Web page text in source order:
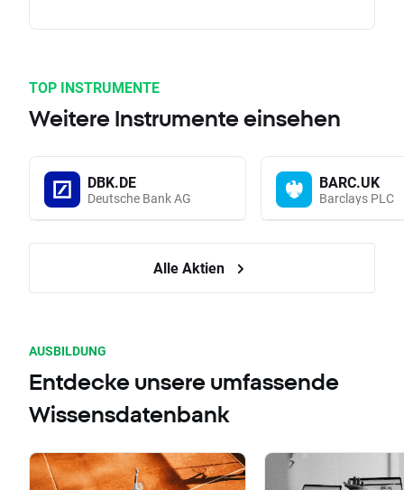
TOP INSTRUMENTE
Weitere Instrumente einsehen
DBK.DE
Deutsche Bank AG
BARC.UK
Barclays PLC
Alle Aktien
AUSBILDUNG
Entdecke unsere umfassende
Wissensdatenbank